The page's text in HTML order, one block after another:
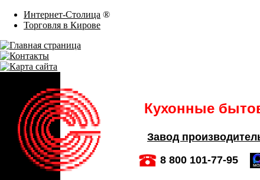
Интернет-Столица ®
Торговля в Кирове
Кухонные
Завод
8 800 101-77-95